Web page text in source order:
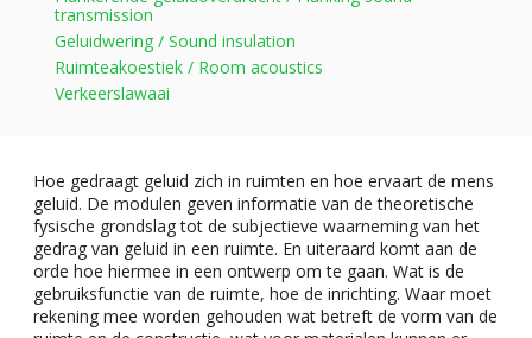
transmission
Geluidwering / Sound insulation
Ruimteakoestiek / Room acoustics
Verkeerslawaai
Hoe gedraagt geluid zich in ruimten en hoe ervaart de mens
geluid. De modulen geven informatie van de theoretische
fysische grondslag tot de subjectieve waarneming van het
gedrag van geluid in een ruimte. En uiteraard komt aan de
orde hoe hiermee in een ontwerp om te gaan. Wat is de
gebruiksfunctie van de ruimte, hoe de inrichting. Waar moet
rekening mee worden gehouden wat betreft de vorm van de